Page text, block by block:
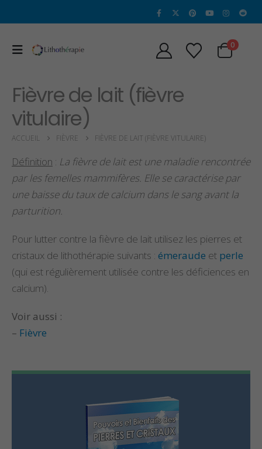
0
Fièvre de lait (fièvre
vitulaire)
ACCUEIL FIÈVRE FIÈVRE DE LAIT (FIÈVRE VITULAIRE)
Définition : La fièvre de lait est une maladie rencontrée
par les femelles mammifères. Elle se caractérise par
une baisse du taux de calcium dans le sang avant la
parturition.
Pour lutter contre la fièvre de lait utilisez les pierres et
cristaux de lithothérapie suivants : émeraude et perle
(qui est régulièrement utilisée contre les déficiences en
calcium).
Voir aussi :
– Fièvre
Propriétés et vertus
de l’alexandrite
Propriétés et vertus
Propriétés et Vertus
Propriétés et
de la Sugilite